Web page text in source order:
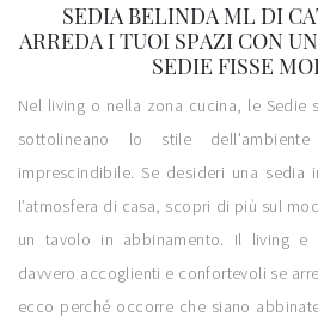
SEDIA BELINDA ML DI
ARREDA I TUOI SPAZI CON
SEDIE FISSE
Nel living o nella zona cucina, le Sedie
sottolineano lo stile
imprescindibile. Se desideri una
l’atmosfera di casa, scopri di più sul
un tavolo in abbinamento. Il living
davvero accoglienti e confortevoli se
ecco perché occorre che siano